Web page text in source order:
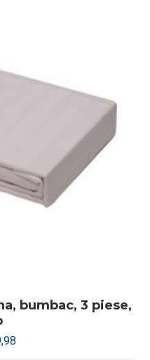
bumbac, 3 piese,